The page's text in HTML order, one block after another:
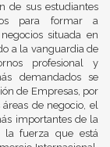
de sus estudiantes
para formar a
situada en
a la vanguardia de
profesional y
demandados se
de Empresas, por
de negocio, el
importantes de la
la fuerza que está